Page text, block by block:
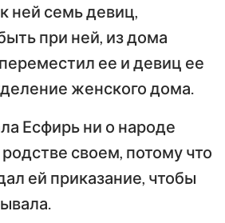
ней семь девиц,
при ней, из дома
ее и девиц ее
женского дома.
Есфирь ни о народе
своем, потому что
ей приказание, чтобы